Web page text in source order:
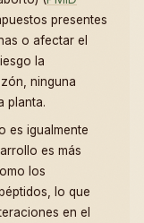
presentes
o afectar el
la
ninguna
planta.
es igualmente
es más
los
lo que
en el